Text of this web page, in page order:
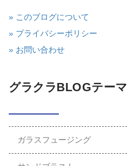
» このブログについて
» プライバシーポリシー
» お問い合わせ
グラクラBLOGテーマ
ガラスフュージング